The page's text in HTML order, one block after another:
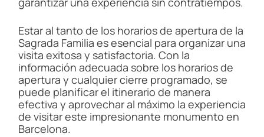
Estar al tanto de los horarios de apertura de la
Sagrada Familia es esencial para organizar una
visita exitosa y satisfactoria. Con la
información adecuada sobre los horarios de
apertura y cualquier cierre programado, se
puede planificar el itinerario de manera
efectiva y aprovechar al máximo la experiencia
de visitar este impresionante monumento en
Barcelona.